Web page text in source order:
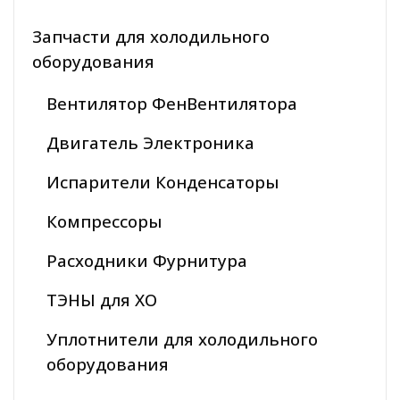
Запчасти для холодильного
оборудования
Вентилятор ФенВентилятора
Двигатель Электроника
Испарители Конденсаторы
Компрессоры
Расходники Фурнитура
ТЭНЫ для ХО
Уплотнители для холодильного
оборудования